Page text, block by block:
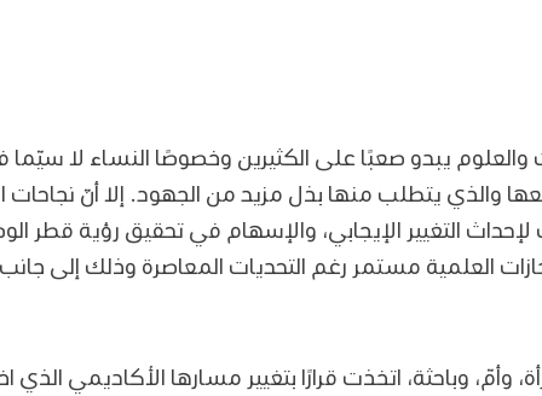
يبدو صعبًا على الكثيرين وخصوصًا النساء لا سيّما
والذي يتطلب منها بذل مزيد من الجهود. إلا أنّ
التغيير الإيجابي، والإسهام في تحقيق رؤية قطر
العلمية مستمر رغم التحديات المعاصرة وذلك إلى جانب
وباحثة، اتخذت قرارًا بتغيير مسارها الأكاديمي الذي